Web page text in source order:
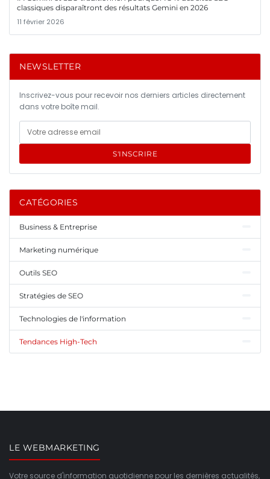
classiques disparaîtront des résultats Gemini en 2026
11 février 2026
NEWSLETTER
Inscrivez-vous pour recevoir nos derniers articles directement
dans votre boîte mail.
S'INSCRIRE
CATÉGORIES
Business & Entreprise
Marketing numérique
Outils SEO
Stratégies de SEO
Technologies de l'information
Tendances High-Tech
LE WEBMARKETING
Votre source d'information quotidienne pour les dernières actualités,